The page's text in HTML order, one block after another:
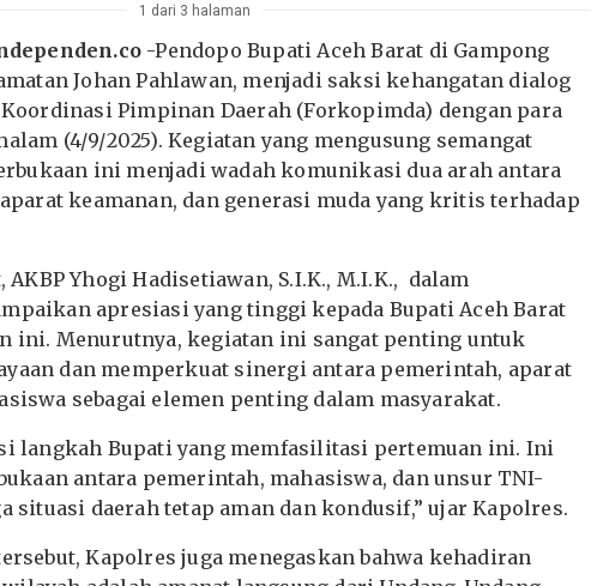
1 dari 3 halaman
-Pendopo Bupati Aceh Barat di Gampong
Johan Pahlawan, menjadi saksi kehangatan dialog
Pimpinan Daerah (Forkopimda) dengan para
(4/9/2025). Kegiatan yang mengusung semangat
ini menjadi wadah komunikasi dua arah antara
keamanan, dan generasi muda yang kritis terhadap
Yhogi Hadisetiawan, S.I.K., M.I.K., dalam
apresiasi yang tinggi kepada Bupati Aceh Barat
ini. Menurutnya, kegiatan ini sangat penting untuk
dan memperkuat sinergi antara pemerintah, aparat
sebagai elemen penting dalam masyarakat.
langkah Bupati yang memfasilitasi pertemuan ini. Ini
antara pemerintah, mahasiswa, dan unsur TNI-
situasi daerah tetap aman dan kondusif,” ujar Kapolres.
Kapolres juga menegaskan bahwa kehadiran